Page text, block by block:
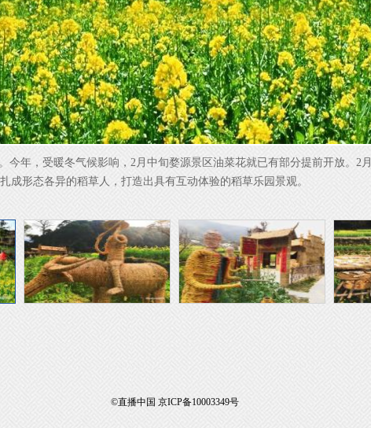
今年，受暖冬气候影响，2月中旬婺源景区油菜花就已有部分提前开放。2
形态各异的稻草人，打造出具有互动体验的稻草乐园景观。
©直播中国 京ICP备10003349号